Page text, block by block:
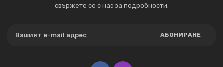
свържете се с нас за подробности.
АБОНИРАНЕ